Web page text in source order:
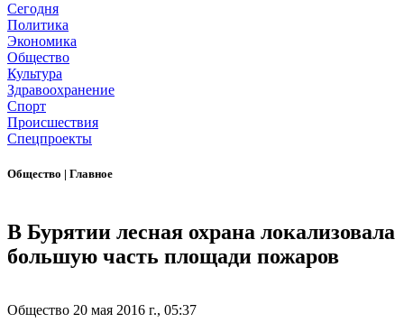
Сегодня
Политика
Экономика
Общество
Культура
Здравоохранение
Спорт
Происшествия
Спецпроекты
Общество | Главное
В Бурятии лесная охрана локализовала
большую часть площади пожаров
Общество 20 мая 2016 г., 05:37